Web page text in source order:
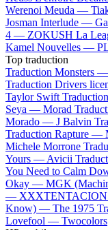
Werenoi Meuda —
Josman Interlude —
4 — ZOKUSH La
Kamel Nouvelles —
Top traduction
Traduction Monsters —
Traduction Drivers
Taylor Swift
Seya — Morad
Morado — J Balvin
Traduction Rapture —
Michele Morrone
Yours — Avicii
You Need to Calm
Okay — MGK
— XXXTENTACION
Know) — The 1975
Lovefool — Twocolors